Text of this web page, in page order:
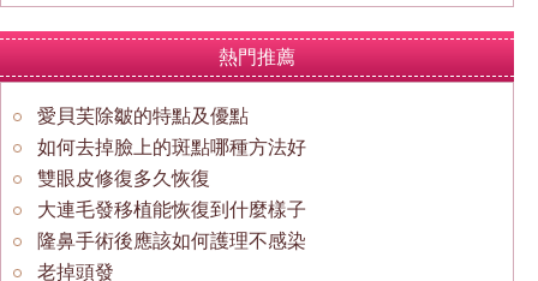
熱門推薦
愛貝芙除皺的特點及優點
如何去掉臉上的斑點哪種方法好
雙眼皮修復多久恢復
大連毛發移植能恢復到什麼樣子
隆鼻手術後應該如何護理不感染
老掉頭發